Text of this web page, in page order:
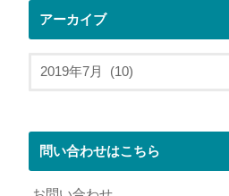
アーカイブ
問い合わせはこちら